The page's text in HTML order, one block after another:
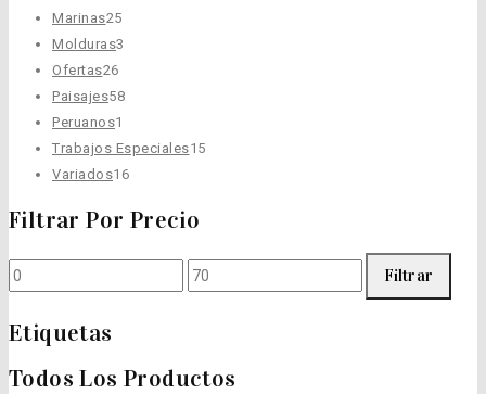
Marinas2525
productos
Molduras3
Ofertas2626
productos
Paisajes5858
Peruanos1
producto
Trabajos Especiales1515
Variados1616
Filtrar Por Precio
Precio
mínimo
Precio
máximo
Filtrar
Etiquetas
Todos Los Productos